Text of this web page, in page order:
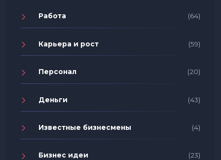
Работа (64)
Карьера и рост (59)
Персонал (20)
Деньги (43)
Известные бизнесмены (4)
Бизнес идеи (23)